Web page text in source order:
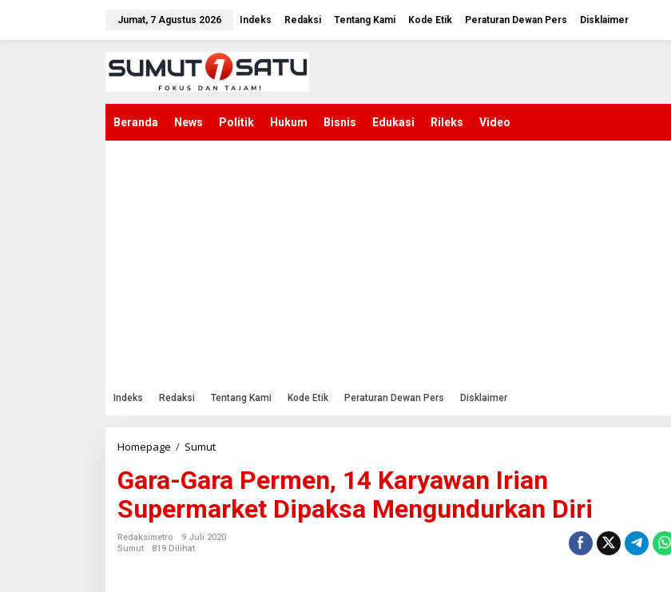
Jumat, 7 Agustus 2026 Indeks Redaksi Tentang Kami Kode Etik Peraturan Dewan Pers Disklaimer
Beranda News Politik Hukum Bisnis Edukasi Rileks Video
Indeks Redaksi Tentang Kami Kode Etik Peraturan Dewan Pers Disklaimer
Homepage / Sumut
r
a
-
G
a
Gara-Gara Permen, 14 Karyawan Irian
Supermarket Dipaksa Mengundurkan Diri
Redaksimetro
9 Juli 2020
Sumut
819 Dilihat